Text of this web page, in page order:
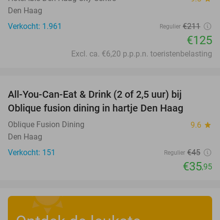
Den Haag
Verkocht: 1.961
Regulier €211
€125
Excl. ca. €6,20 p.p.p.n. toeristenbelasting
All-You-Can-Eat & Drink (2 of 2,5 uur) bij
Oblique fusion dining in hartje Den Haag
Oblique Fusion Dining 9.6 star
Den Haag
Verkocht: 151
Regulier €45
€35,95